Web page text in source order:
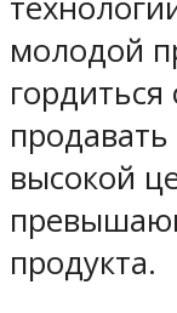
молодой
высокой
продукта.